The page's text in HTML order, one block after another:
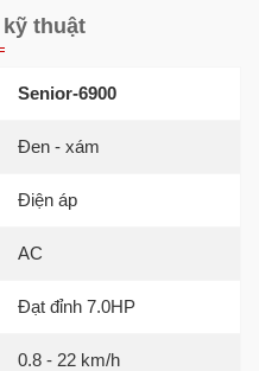
thuật
Senior-6900
Đen - xám
Điện áp
AC
Đạt đỉnh 7.0HP
0.8 - 22 km/h